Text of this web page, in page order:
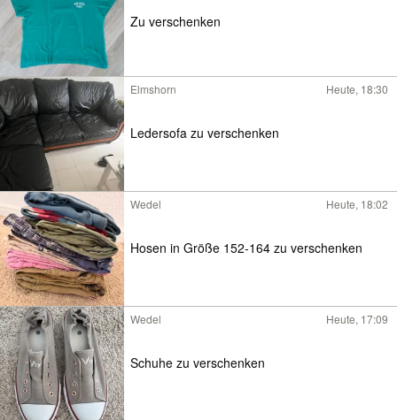
Zu verschenken
Elmshorn Heute, 18:30
Ledersofa zu verschenken
Wedel Heute, 18:02
Hosen in Größe 152-164 zu verschenken
Wedel Heute, 17:09
Schuhe zu verschenken